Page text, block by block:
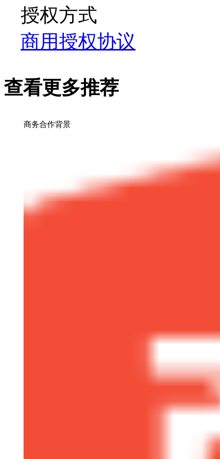
授权方式
商用授权协议
查看更多推荐
商务合作背景